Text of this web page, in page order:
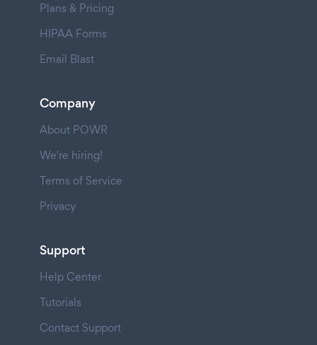
Plans & Pricing
HIPAA Forms
Email Blast
Company
About POWR
We're hiring!
Terms of Service
Privacy
Support
Help Center
Tutorials
Contact Support